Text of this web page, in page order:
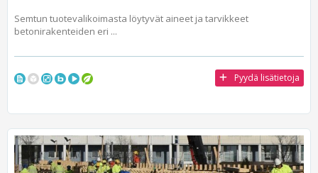
Semtun tuotevalikoimasta löytyvät aineet ja tarvikkeet
betonirakenteiden eri ...
Pyydä lisätietoja